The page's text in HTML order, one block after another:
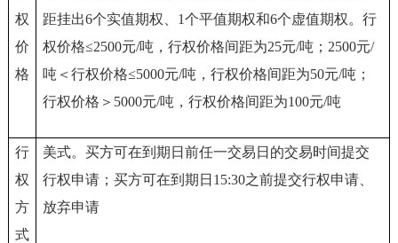
权
价
格
距挂出6个实值期权、1个平值期权和6个虚值期权。行
权价格≤2500元/吨，行权价格间距为25元/吨；2500元/
吨＜行权价格≤5000元/吨，行权价格间距为50元/吨；
行权价格＞5000元/吨，行权价格间距为100元/吨
行
权
方
式
美式。买方可在到期日前任一交易日的交易时间提交
行权申请；买方可在到期日15:30之前提交行权申请、
放弃申请